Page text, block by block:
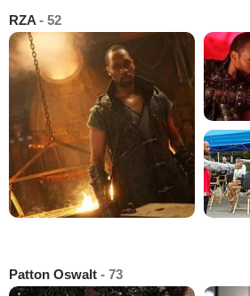
RZA - 52
Patton Oswalt - 73